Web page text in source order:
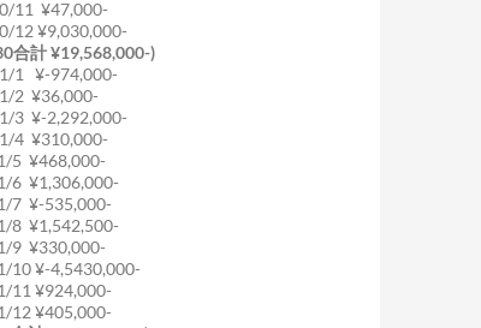
11 ¥47,000-
12 ¥9,030,000-
合計 ¥19,568,000-)
1 ¥-974,000-
2 ¥36,000-
3 ¥-2,292,000-
4 ¥310,000-
5 ¥468,000-
6 ¥1,306,000-
7 ¥-535,000-
8 ¥1,542,500-
9 ¥330,000-
10 ¥-4,5430,000-
11 ¥924,000-
12 ¥405,000-